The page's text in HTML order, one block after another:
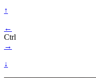
↑
←
Ctrl
→
↓